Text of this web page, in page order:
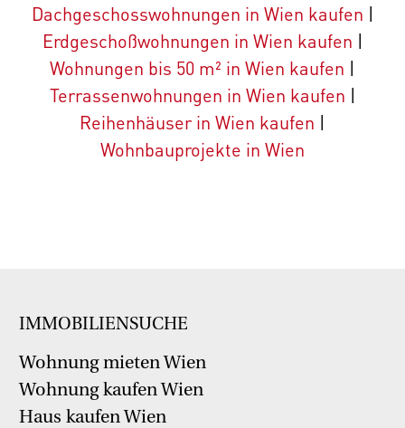
Dachgeschosswohnungen in Wien kaufen |
Erdgeschoßwohnungen in Wien kaufen |
Wohnungen bis 50 m² in Wien kaufen |
Terrassenwohnungen in Wien kaufen |
Reihenhäuser in Wien kaufen |
Wohnbauprojekte in Wien
IMMOBILIENSUCHE
Wohnung mieten Wien
Wohnung kaufen Wien
Haus kaufen Wien